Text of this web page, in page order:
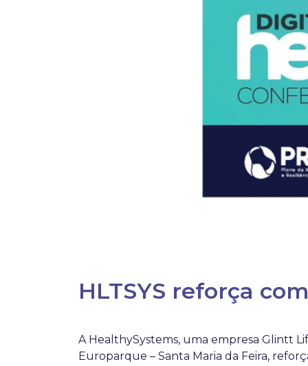
HLTSYS reforça
A HealthySystems, uma empresa Glintt
Europarque – Santa Maria da Feira,